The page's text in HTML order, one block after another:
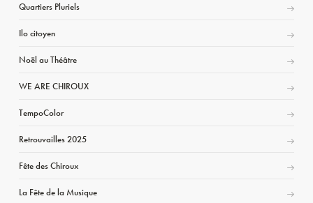
Quartiers Pluriels
Ilo citoyen
Noël au Théâtre
WE ARE CHIROUX
TempoColor
Retrouvailles 2025
Fête des Chiroux
La Fête de la Musique